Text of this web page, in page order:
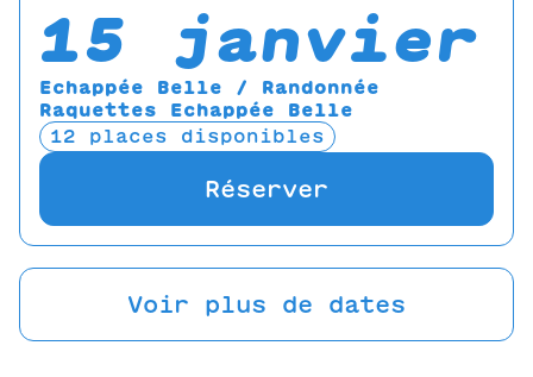
15 janvier
Echappée Belle / Randonnée
Raquettes Echappée Belle
12 places disponibles
Réserver
Voir plus de dates